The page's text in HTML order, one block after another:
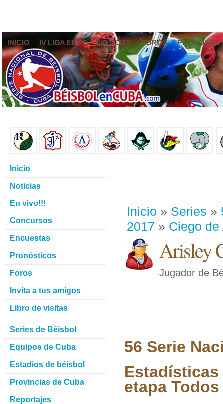
INICIO IV LIGA ELITE NOTICIAS FOROS
Inicio » Series »
2017 » Ciego de
Arisley
Jugador de
56 Serie
etapa
Inicio
Noticias
En vivo!!!
Concursos
Encuestas
Pronósticos
Foros
Invita a tus amigos
Libro de visitas
Series de Béisbol
Equipos de Cuba
Estadios de béisbol
Provincias de Cuba
Reportajes